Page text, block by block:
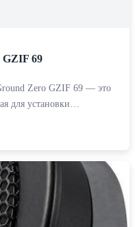
69
Zero GZIF 69 — это
для установки…